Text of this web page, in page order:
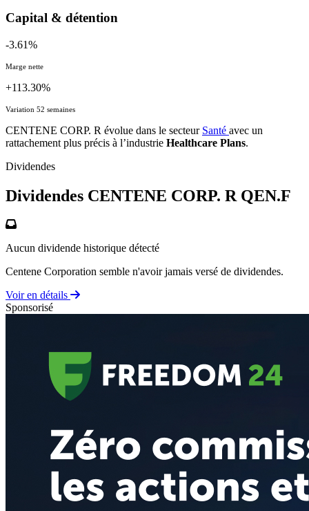
Capital & détention
-3.61%
Marge nette
+113.30%
Variation 52 semaines
CENTENE CORP. R évolue dans le secteur Santé avec un
rattachement plus précis à l’industrie Healthcare Plans.
Dividendes
Dividendes CENTENE CORP. R QEN.F
Aucun dividende historique détecté
Centene Corporation semble n'avoir jamais versé de dividendes.
Voir en détails
Sponsorisé